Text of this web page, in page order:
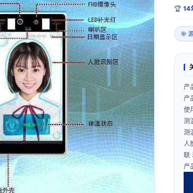
🏆 14
🎯
产
产
使
测
测
人
联
产